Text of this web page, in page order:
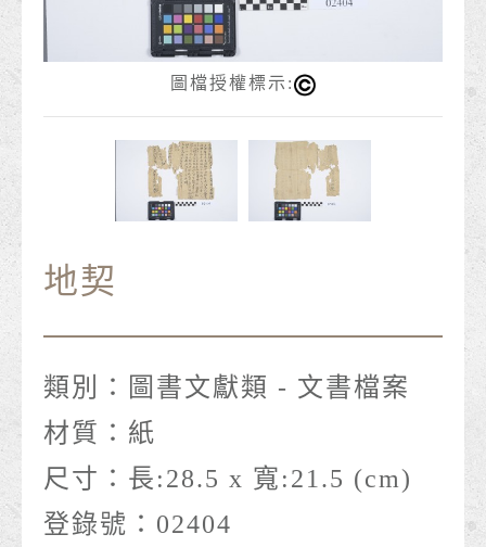
圖檔授權標示:
地契
類別：
圖書文獻類 - 文書檔案
材質： 紙
尺寸： 長:28.5 x 寬:21.5 (cm)
登錄號： 02404